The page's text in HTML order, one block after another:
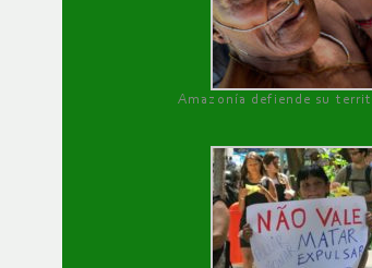
Amazonía defiende su